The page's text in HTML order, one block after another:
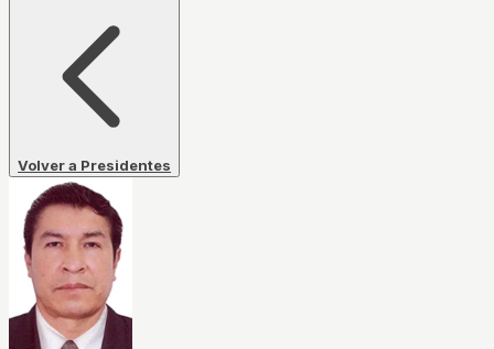
Volver a Presidentes